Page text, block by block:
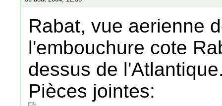
Rabat, vue aerienne
l'embouchure cote
dessus de
Pièces jointes: